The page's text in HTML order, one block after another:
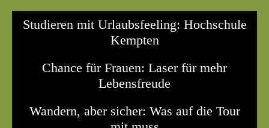
Studieren mit Urlaubsfeeling: Hochschule
Kempten
Chance für Frauen: Laser für mehr
Lebensfreude
Wandern, aber sicher: Was auf die Tour